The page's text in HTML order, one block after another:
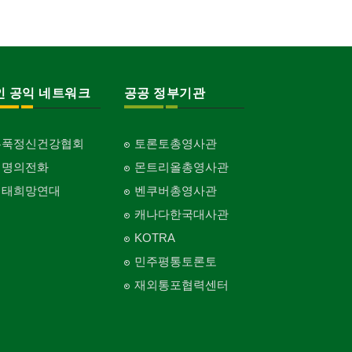
공익 네트워크
정신건강협회
의전화
희망연대
공공 정부기관
토론토총영사관
몬트리올총영사관
벤쿠버총영사관
캐나다한국대사관
KOTRA
민주평통토론토
재외통포협력센터